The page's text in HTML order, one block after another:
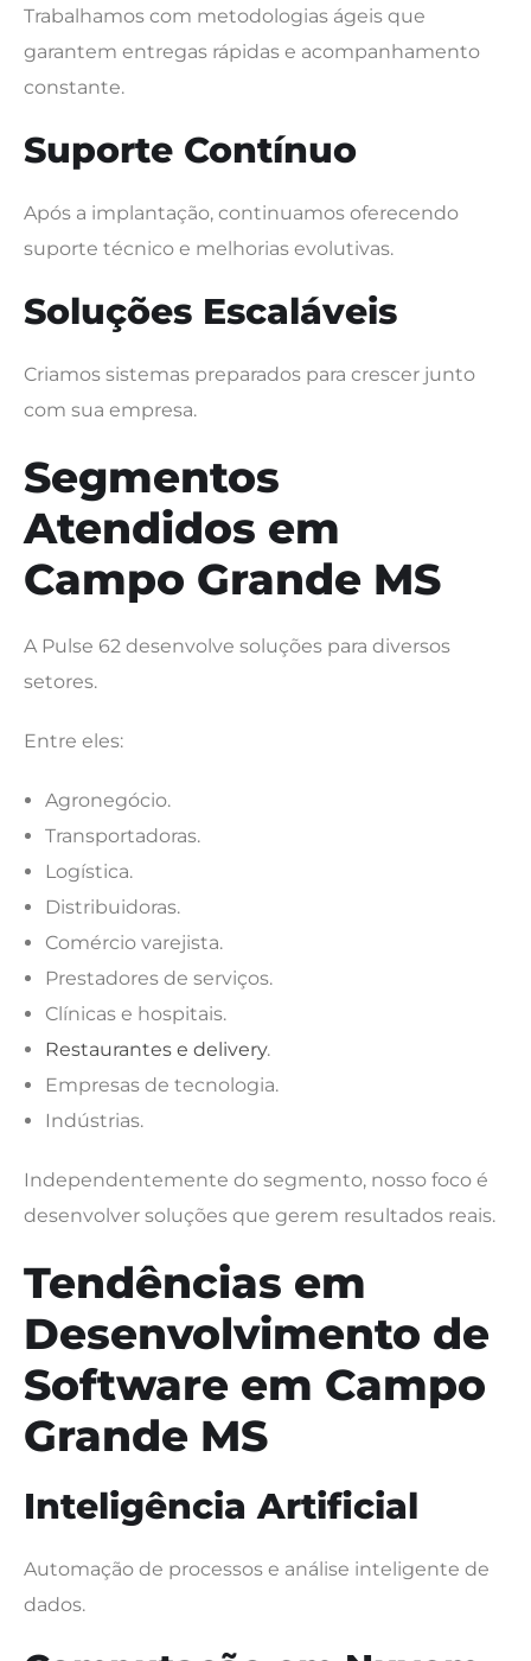
Trabalhamos com metodologias ágeis que
garantem entregas rápidas e acompanhamento
constante.
Suporte Contínuo
Após a implantação, continuamos oferecendo
suporte técnico e melhorias evolutivas.
Soluções Escaláveis
Criamos sistemas preparados para crescer junto
com sua empresa.
Segmentos
Atendidos em
Campo Grande MS
A Pulse 62 desenvolve soluções para diversos
setores.
Entre eles:
Agronegócio.
Transportadoras.
Logística.
Distribuidoras.
Comércio varejista.
Prestadores de serviços.
Clínicas e hospitais.
Restaurantes e delivery.
Empresas de tecnologia.
Indústrias.
Independentemente do segmento, nosso foco é
desenvolver soluções que gerem resultados reais.
Tendências em
Desenvolvimento de
Software em Campo
Grande MS
Inteligência Artificial
Automação de processos e análise inteligente de
dados.